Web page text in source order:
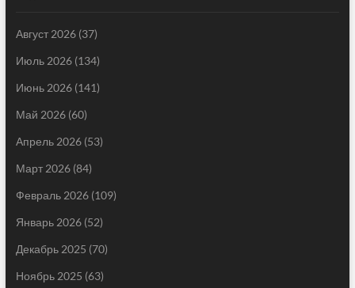
Август 2026(37)
Июль 2026(134)
Июнь 2026(141)
Май 2026(60)
Апрель 2026(53)
Март 2026(84)
Февраль 2026(109)
Январь 2026(52)
Декабрь 2025 (70)
Ноябрь 2025 (63)